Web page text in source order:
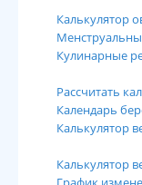
Калькулятор
Кулинарные
Рассчитать
Календарь
Калькулятор
Калькулятор